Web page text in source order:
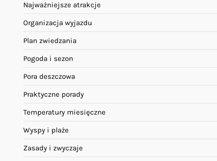
Najważniejsze atrakcje
Organizacja wyjazdu
Plan zwiedzania
Pogoda i sezon
Pora deszczowa
Praktyczne porady
Temperatury miesięczne
Wyspy i plaże
Zasady i zwyczaje